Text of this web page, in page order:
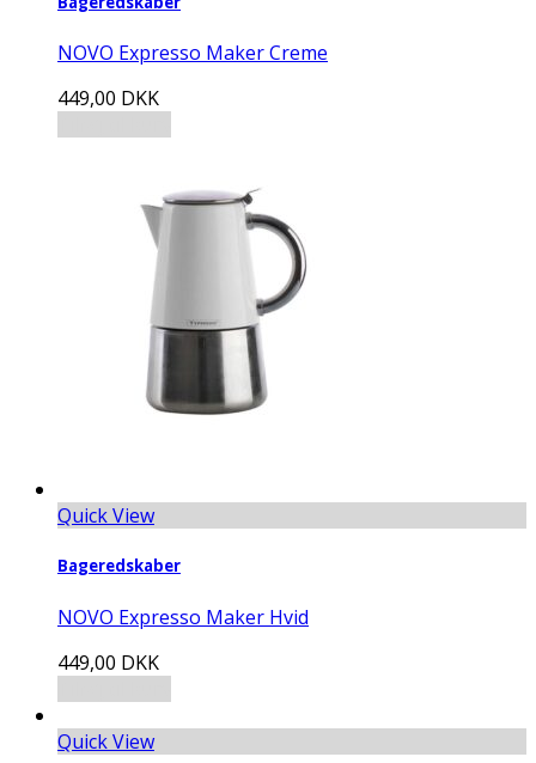
NOVO Expresso Maker Creme
449,00 DKK
Quick View
Bageredskaber
NOVO Expresso Maker Hvid
449,00 DKK
Quick View